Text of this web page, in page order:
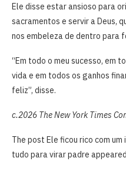
Ele disse estar ansioso para
sacramentos e servir a Deus,
nos embeleza de dentro para
“Em todo o meu sucesso, em
vida e em todos os ganhos
feliz”, disse.
c.2026 The New York Times
The post Ele ficou rico com
tudo para virar padre